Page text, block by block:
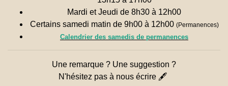
Mardi et Jeudi de 8h30 à 12h00
Certains samedi matin de 9h00 à 12h00 (Permanences)
Calendrier des samedis de permanences
Une remarque ? Une suggestion ?
N'hésitez pas à nous écrire 🖋